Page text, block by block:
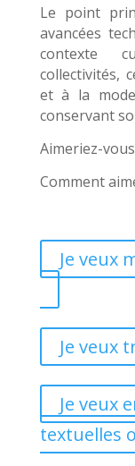
Le point
avancées
contexte
collectivités,
et à la
conservant
Aimeriez-
Comment
Je veux
Je veux
Je veux
textuelles